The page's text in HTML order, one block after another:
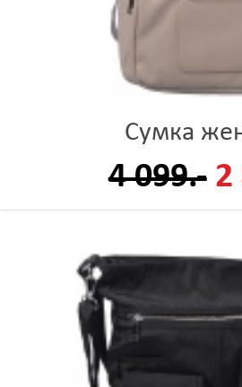
Сумка
4 099.- 2